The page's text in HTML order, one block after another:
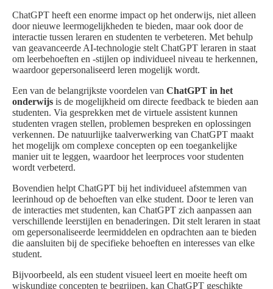
ChatGPT heeft een enorme impact op het onderwijs, niet alleen
door nieuwe leermogelijkheden te bieden, maar ook door de
interactie tussen leraren en studenten te verbeteren. Met behulp
van geavanceerde AI-technologie stelt ChatGPT leraren in staat
om leerbehoeften en -stijlen op individueel niveau te herkennen,
waardoor gepersonaliseerd leren mogelijk wordt.
Een van de belangrijkste voordelen van ChatGPT in het
onderwijs is de mogelijkheid om directe feedback te bieden aan
studenten. Via gesprekken met de virtuele assistent kunnen
studenten vragen stellen, problemen bespreken en oplossingen
verkennen. De natuurlijke taalverwerking van ChatGPT maakt
het mogelijk om complexe concepten op een toegankelijke
manier uit te leggen, waardoor het leerproces voor studenten
wordt verbeterd.
Bovendien helpt ChatGPT bij het individueel afstemmen van
leerinhoud op de behoeften van elke student. Door te leren van
de interacties met studenten, kan ChatGPT zich aanpassen aan
verschillende leerstijlen en benaderingen. Dit stelt leraren in staat
om gepersonaliseerde leermiddelen en opdrachten aan te bieden
die aansluiten bij de specifieke behoeften en interesses van elke
student.
Bijvoorbeeld, als een student visueel leert en moeite heeft om
wiskundige concepten te begrijpen, kan ChatGPT geschikte